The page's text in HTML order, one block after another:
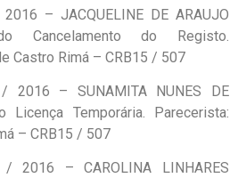
– JACQUELINE DE ARAUJO
Cancelamento do Registo.
Castro Rimá – CRB15 / 507
– SUNAMITA NUNES DE
Licença Temporária. Parecerista:
– CRB15 / 507
2016 – CAROLINA LINHARES